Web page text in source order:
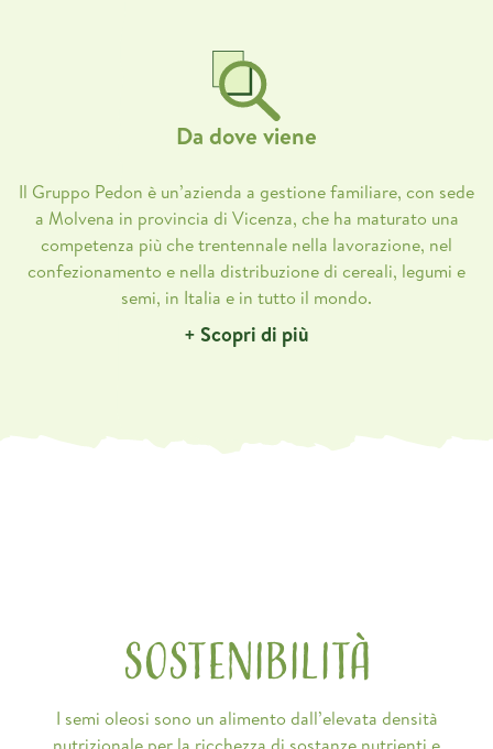
Da dove viene
Il Gruppo Pedon è un’azienda a gestione familiare, con sede
a Molvena in provincia di Vicenza, che ha maturato una
competenza più che trentennale nella lavorazione, nel
confezionamento e nella distribuzione di cereali, legumi e
semi, in Italia e in tutto il mondo.
+ Scopri di più
SOSTENIBILITÀ
I semi oleosi sono un alimento dall’elevata densità